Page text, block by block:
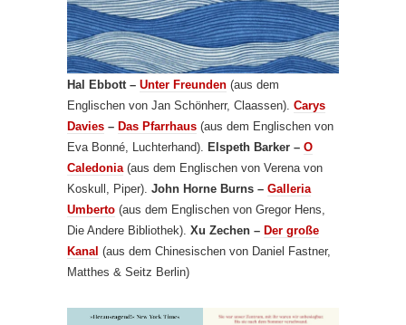
Hal Ebbott – Unter Freunden (aus dem
Englischen von Jan Schönherr, Claassen). Carys
Davies – Das Pfarrhaus (aus dem Englischen von
Eva Bonné, Luchterhand). Elspeth Barker – O
Caledonia(aus dem Englischen von Verena von
Koskull, Piper). John Horne Burns – Galleria
Umberto (aus dem Englischen von Gregor Hens,
Die Andere Bibliothek). Xu Zechen – Der große
Kanal (aus dem Chinesischen von Daniel Fastner,
Matthes & Seitz Berlin)